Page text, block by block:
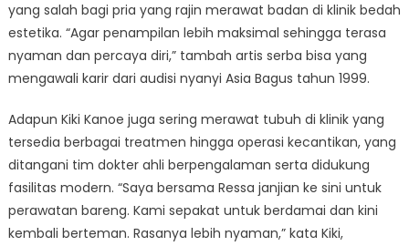
yang salah bagi pria yang rajin merawat badan di klinik bedah
estetika. “Agar penampilan lebih maksimal sehingga terasa
nyaman dan percaya diri,” tambah artis serba bisa yang
mengawali karir dari audisi nyanyi Asia Bagus tahun 1999.
Adapun Kiki Kanoe juga sering merawat tubuh di klinik yang
tersedia berbagai treatmen hingga operasi kecantikan, yang
ditangani tim dokter ahli berpengalaman serta didukung
fasilitas modern. “Saya bersama Ressa janjian ke sini untuk
perawatan bareng. Kami sepakat untuk berdamai dan kini
kembali berteman. Rasanya lebih nyaman,” kata Kiki,